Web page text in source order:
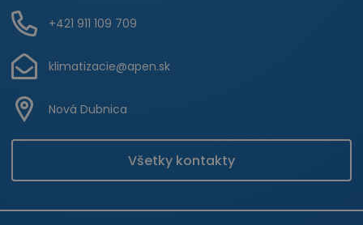
+421 911 109 709
klimatizacie@apen.sk
Nová Dubnica
Všetky kontakty